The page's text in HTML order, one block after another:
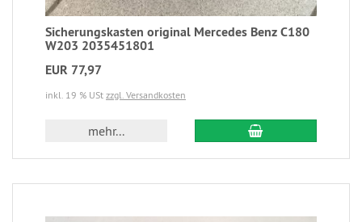
Sicherungskasten original Mercedes Benz C180
W203 2035451801
EUR 77,97
inkl. 19 % USt zzgl. Versandkosten
mehr...